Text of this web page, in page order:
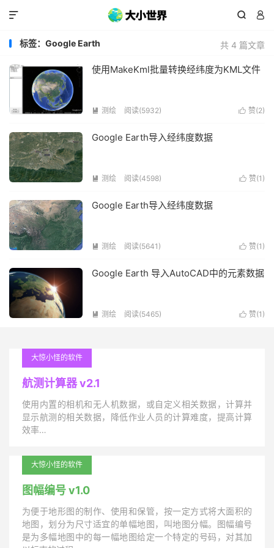
 

共 4 篇文章
标签：Google Earth
使用MakeKml批量转换经纬度为KML文件
 赞(2)
 测绘 阅读(5932)
Google Earth导入经纬度数据
 赞(1 )
 测绘 阅读(4598)
Google Earth导入经纬度数据
 赞(1 )
 测绘 阅读(5641)
Google Earth 导入AutoCAD中的元素数据
 赞(1 )
 测绘 阅读(5465)
大惊小怪的软件
航测计算器 v2.1
使用内置的相机和无人机数据，或自定义相关数据，计算并
显示航测的相关数据，降低作业人员的计算难度，提高计算
效率…
大惊小怪的软件
图幅编号 v1.0
为便于地形图的制作、使用和保管，按一定方式将大面积的
地图，划分为尺寸适宜的单幅地图，叫地图分幅。图幅编号
是为多幅地图中的每一幅地图给定一个特定的号码，对其加